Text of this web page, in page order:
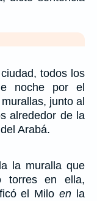
todos los
noche por el
junto al
alrededor de la
Arabá.
la muralla que
torres en ella,
el Miloen la